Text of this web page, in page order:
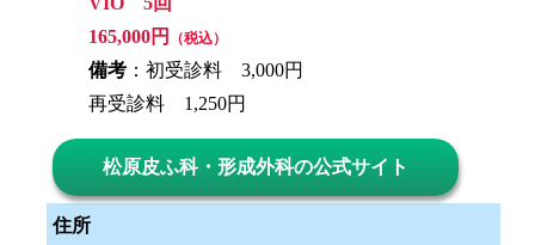
165,000円
（税込）
備考 ：初受診料 3,000円
再受診料 1,250円
松原皮ふ科・形成外科の公式サイト
住所